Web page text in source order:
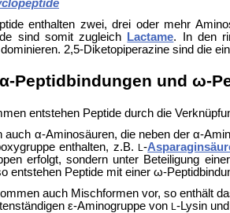
enthalten zwei, drei oder mehr
sind somit zugleich
Lactame. In den
2,5-Diketopiperazine sind die
Peptidbindungen und ω-
entstehen Peptide durch die
auch α-Aminosäuren, die neben der α-
enthalten, z.B. L-
erfolgt, sondern unter Beteiligung
entstehen Peptide mit einer ω-
auch Mischformen vor, so enthält
ε-Aminogruppe von L -Lysin